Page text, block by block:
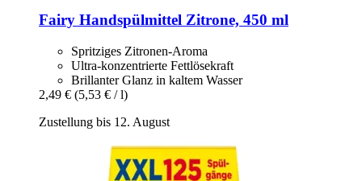
Fairy Handspülmittel Zitrone, 450 ml
Spritziges Zitronen-Aroma
Ultra-konzentrierte Fettlösekraft
Brillanter Glanz in kaltem Wasser
2,49 € (5,53 € / l)
Zustellung bis 12. August